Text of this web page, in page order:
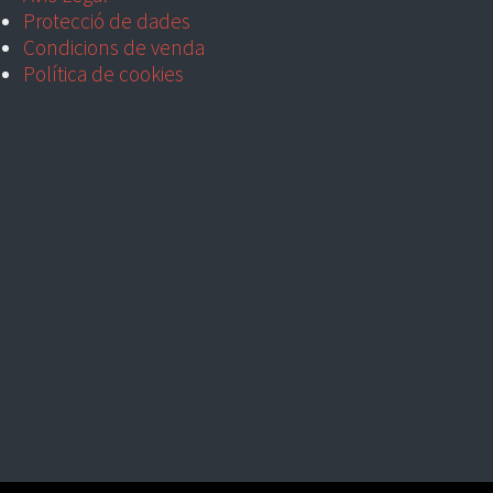
Protecció de dades
Condicions de venda
Política de cookies